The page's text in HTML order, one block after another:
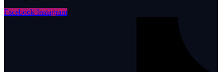
Facebook Instagram